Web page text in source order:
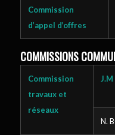
Commission
d’appel d’offres
COMMISSIONS
Commission
travaux et
réseaux
N.